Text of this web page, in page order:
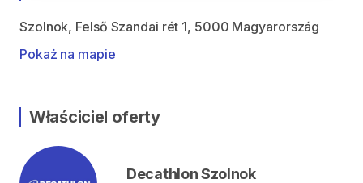
Szolnok, Felső Szandai rét 1, 5000 Magyarország
Pokaż na mapie
Właściciel oferty
Decathlon Szolnok